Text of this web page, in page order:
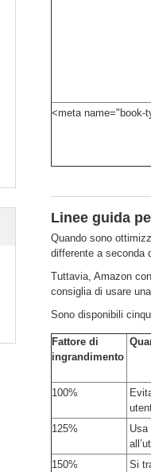
<meta name="book-
Linee guida
Quando sono
differente a seconda
Tuttavia, Amazon
consiglia di usare
Sono disponibili
Fattore di
ingrandimento
100%
125%
Usa
150%
Si